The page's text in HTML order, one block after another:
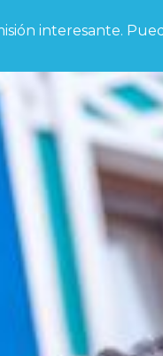
interesante.